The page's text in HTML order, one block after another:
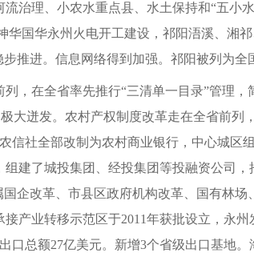
治理、小农水重点县、水土保持和“五小
国华永州火电开工建设，祁阳浯溪、湘
推进。信息网络得到加强。祁阳被列为全
，在全省率先推行“三清单一目录”管理
大迸发。农村产权制度改革走在全省前
社全部改制为农村商业银行，中心城区
建了城投集团、经投集团等投融资公司
企改革、市县区政府机构改革、国有林
产业转移示范区于2011年获批设立，永
口总额27亿美元。新增3个省级出口基地